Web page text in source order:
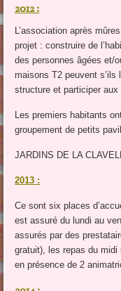
2012 :
L’association après
projet : construire de
des personnes âgées et/
maisons T2 peuvent s’ils
structure et participer
Les premiers habitants
groupement de petits
JARDINS DE LA
2013 :
Ce sont six places
est assuré du lundi au
assurés par des
gratuit), les repas du midi
en présence de 2